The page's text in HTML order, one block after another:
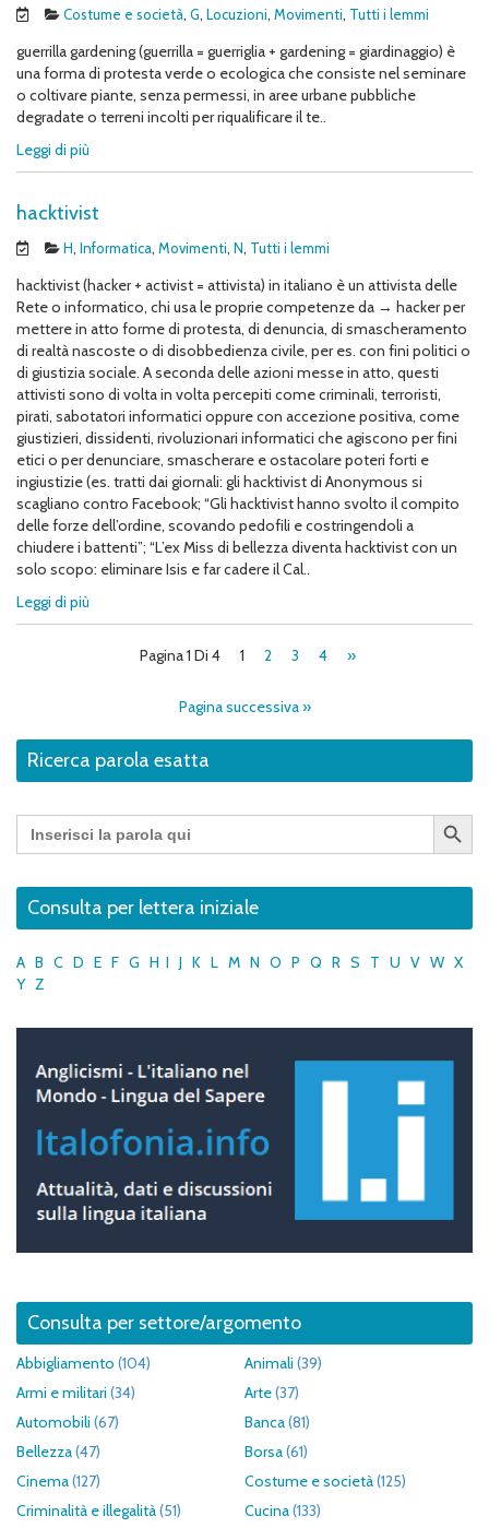
Costume e società, G, Locuzioni, Movimenti, Tutti i lemmi
guerrilla gardening (guerrilla = guerriglia + gardening = giardinaggio) è
una forma di protesta verde o ecologica che consiste nel seminare
o coltivare piante, senza permessi, in aree urbane pubbliche
degradate o terreni incolti per riqualificare il te..
Leggi di più
hacktivist
H, Informatica, Movimenti, N, Tutti i lemmi
hacktivist (hacker + activist = attivista) in italiano è un attivista delle
Rete o informatico, chi usa le proprie competenze da → hacker per
mettere in atto forme di protesta, di denuncia, di smascheramento
di realtà nascoste o di disobbedienza civile, per es. con fini politici o
di giustizia sociale. A seconda delle azioni messe in atto, questi
attivisti sono di volta in volta percepiti come criminali, terroristi,
pirati, sabotatori informatici oppure con accezione positiva, come
giustizieri, dissidenti, rivoluzionari informatici che agiscono per fini
etici o per denunciare, smascherare e ostacolare poteri forti e
ingiustizie (es. tratti dai giornali: gli hacktivist di Anonymous si
scagliano contro Facebook; “Gli hacktivist hanno svolto il compito
delle forze dell’ordine, scovando pedofili e costringendoli a
chiudere i battenti”; “L’ex Miss di bellezza diventa hacktivist con un
solo scopo: eliminare Isis e far cadere il Cal..
Leggi di più
Pagina 1 Di 4 1 2 3 4 »
Pagina successiva »
Ricerca parola esatta
Search
for:
Search Button
Consulta per lettera iniziale
A B C D E F G H I J K L M N O P Q R S T U V W X
Y Z
Consulta per settore/argomento
Abbigliamento (104) Animali (39)
Armi e militari (34) Arte(37)
Automobili (67) Banca(81)
Bellezza(47) Borsa(61)
Cinema(127) Costume e società(125)
Criminalità e illegalità(51) Cucina(133)